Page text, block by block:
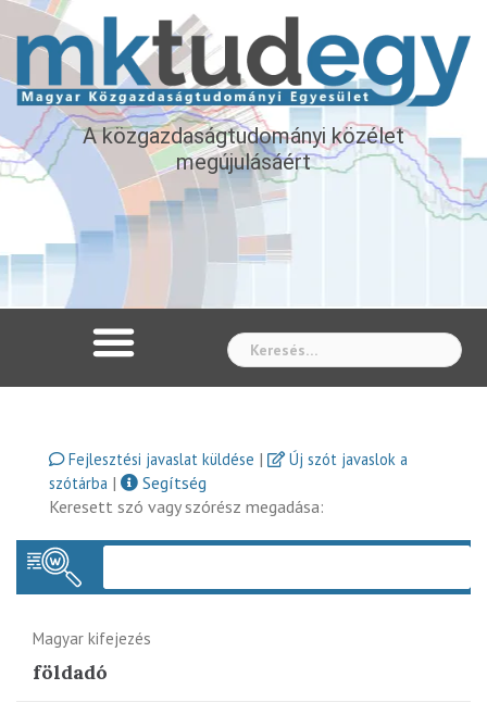
A közgazdaságtudományi közélet
megújulásáért
Fejlesztési javaslat küldése |
Új szót javaslok a
szótárba |
Segítség
Keresett szó vagy szórész megadása:
Magyar kifejezés
földadó